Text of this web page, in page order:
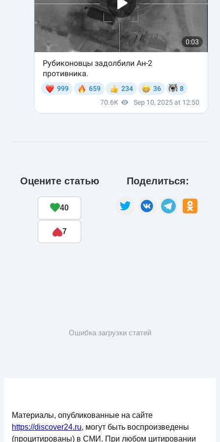
Оцените статью
40
7
Поделиться:
Ошибка загрузки статей
Материалы, опубликованные на сайте
https://discover24.ru, могут быть воспроизведены
(процитированы) в СМИ. При любом цитировании